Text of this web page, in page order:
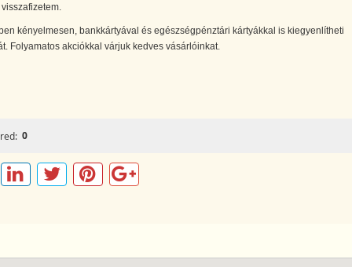
kényelmesen, bankkártyával és egészségpénztári kártyákkal is kiegyenlítheti
Folyamatos akciókkal várjuk kedves vásárlóinkat.
0